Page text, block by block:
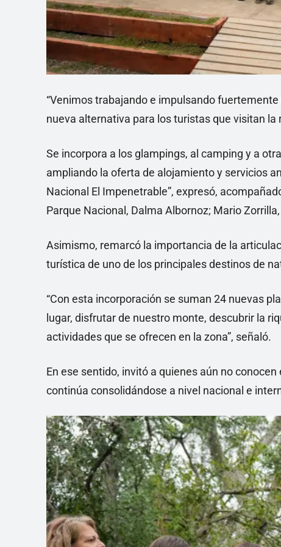
“Venimos trabajando e impulsando
nueva alternativa para los turistas que visitan la
Se incorpora a los glampings, al camping y a
ampliando la oferta de alojamiento y servicios
Nacional El Impenetrable”, expresó,
Parque Nacional, Dalma Albornoz; Mario
Asimismo, remarcó la importancia de la
turística de uno de los principales destinos de
“Con esta incorporación se suman 24 nuevas
lugar, disfrutar de nuestro monte, descubrir la
actividades que se ofrecen en la zona”, señaló.
En ese sentido, invitó a quienes aún no
continúa consolidándose a nivel nacional e